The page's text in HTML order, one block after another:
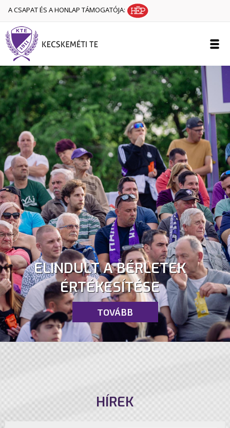
A CSAPAT ÉS A HONLAP TÁMOGATÓJA:
ELINDULT A BÉRLETEK
ÉRTÉKESÍTÉSE
TOVÁBB
HÍREK